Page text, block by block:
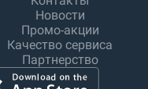
Новости
Промо-акции
Качество сервиса
Партнерство